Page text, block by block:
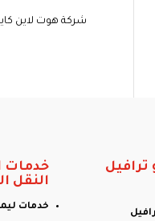
شركة هوت لاين
خدمات
النقل
خدمات
ترافيل